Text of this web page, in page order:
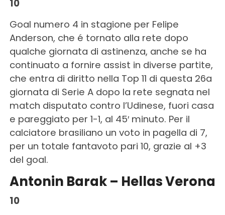
10
Goal numero 4 in stagione per Felipe
Anderson, che é tornato alla rete dopo
qualche giornata di astinenza, anche se ha
continuato a fornire assist in diverse partite,
che entra di diritto nella Top 11 di questa 26a
giornata di Serie A dopo la rete segnata nel
match disputato contro l’Udinese, fuori casa
e pareggiato per 1-1, al 45′ minuto. Per il
calciatore brasiliano un voto in pagella di 7,
per un totale fantavoto pari 10, grazie al +3
del goal.
Antonin Barak – Hellas Verona
10